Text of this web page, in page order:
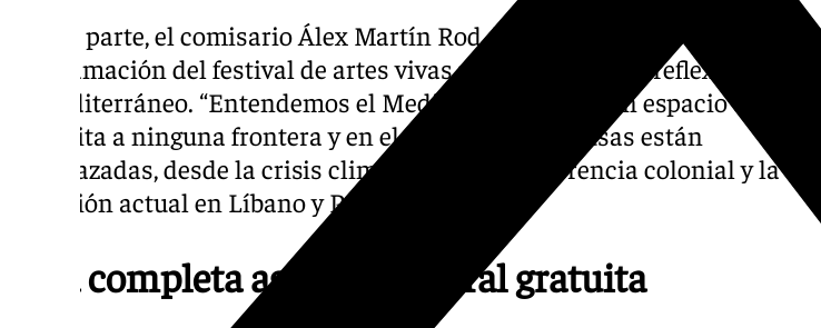
Por su parte, el comisario Álex Martín Rod. ha declarado que la
programación del festival de artes vivas pretende ser una reflexión sobre
el Mediterráneo. “Entendemos el Mediterráneo como un espacio que no
se limita a ninguna frontera y en el que todas las causas están
entrelazadas, desde la crisis climática, hasta la herencia colonial y la
situación actual en Líbano y Palestina”.
Una completa agenda cultural gratuita